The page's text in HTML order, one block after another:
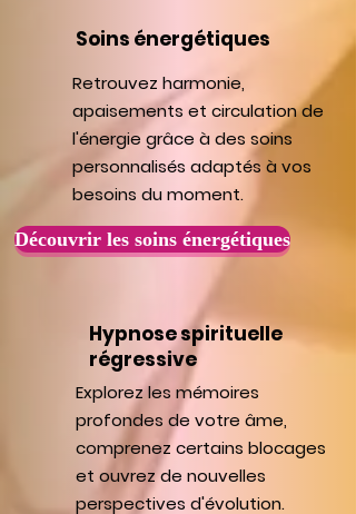
Soins énergétiques
Retrouvez harmonie,
apaisements et circulation de
l'énergie grâce à des soins
personnalisés adaptés à vos
besoins du moment.
Découvrir les soins énergétiques
Hypnose spirituelle
régressive
Explorez les mémoires
profondes de votre âme,
comprenez certains blocages
et ouvrez de nouvelles
perspectives d'évolution.